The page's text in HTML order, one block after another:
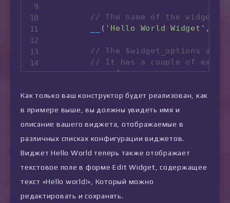
// The name of the widget
( 'Hello World Widget' ,
// The $widget_options
// It has a couple of
array(
'help'
=>
'http://
) ,
//The $control_options
array(
),
array(
'text'
Как только ваш конструктор будет реализован, как
в примере выше, вы должны увидеть имя и
описание вашего виджета, отображаемые в
различных списках конфигурации виджетов.
Виджет Hello World теперь также отображает
текстовое поле в форме Edit Widget, содержащее
текст «Hello world!», Который можно
редактировать и сохранять.